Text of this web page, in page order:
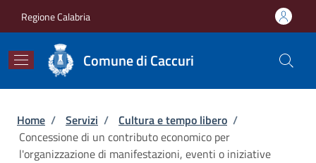
Regione Calabria
Comune di Caccuri
Briciole di pane
Home / Servizi / Cultura e tempo libero /
Concessione di un contributo economico per
l'organizzazione di manifestazioni, eventi o iniziative